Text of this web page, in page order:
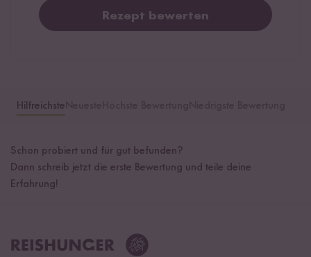
Rezept bewerten
Hilfreichste
Schon probiert und für gut befunden?
Dann schreib jetzt die erste Bewertung und teile deine
Erfahrung!